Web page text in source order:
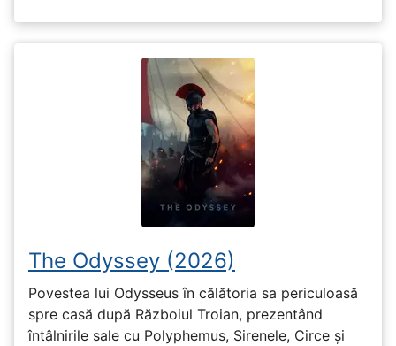
The Odyssey (2026)
Povestea lui Odysseus în călătoria sa periculoasă
spre casă după Războiul Troian, prezentând
întâlnirile sale cu Polyphemus, Sirenele, Circe și